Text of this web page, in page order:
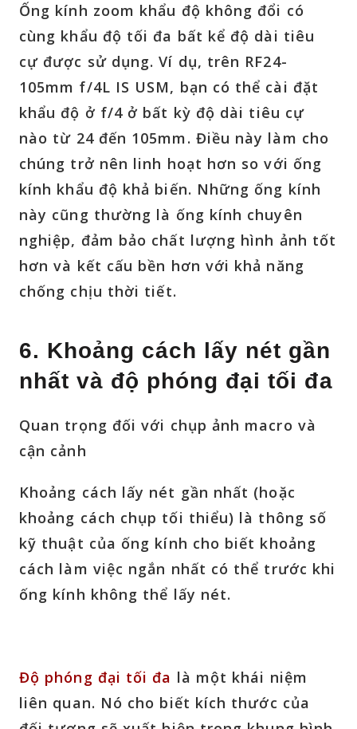
Ống kính zoom khẩu độ không đổi có
cùng khẩu độ tối đa bất kể độ dài tiêu
cự được sử dụng. Ví dụ, trên RF24-
105mm f/4L IS USM, bạn có thể cài đặt
khẩu độ ở f/4 ở bất kỳ độ dài tiêu cự
nào từ 24 đến 105mm. Điều này làm cho
chúng trở nên linh hoạt hơn so với ống
kính khẩu độ khả biến. Những ống kính
này cũng thường là ống kính chuyên
nghiệp, đảm bảo chất lượng hình ảnh tốt
hơn và kết cấu bền hơn với khả năng
chống chịu thời tiết.
6. Khoảng cách lấy nét gần
nhất và độ phóng đại tối đa
Quan trọng đối với chụp ảnh macro và
cận cảnh
Khoảng cách lấy nét gần nhất (hoặc
khoảng cách chụp tối thiểu) là thông số
kỹ thuật của ống kính cho biết khoảng
cách làm việc ngắn nhất có thể trước khi
ống kính không thể lấy nét.
Độ phóng đại tối đa là một khái niệm
liên quan. Nó cho biết kích thước của